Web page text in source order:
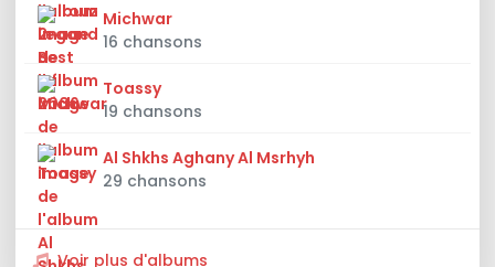
Michwar
16 chansons
Toassy
19 chansons
Al Shkhs Aghany Al Msrhyh
29 chansons
Voir plus d'albums